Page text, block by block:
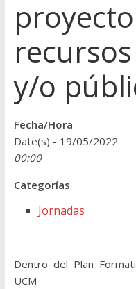
y/o
Fecha/Hora
Date(s) - 19/05/2022
00:00
Categorías
Jornadas
Dentro del Plan
UCM